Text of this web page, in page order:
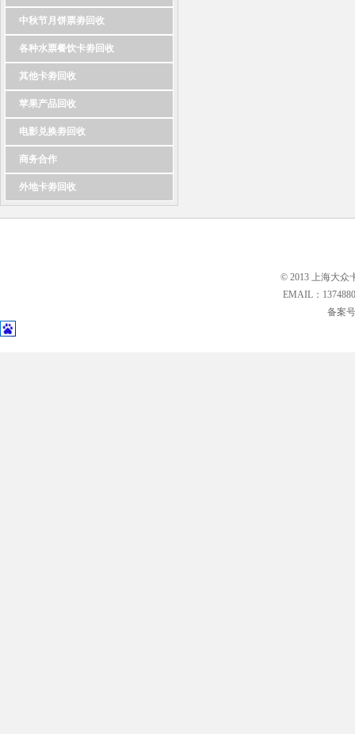
中秋节月饼票劵回收
各种水票餐饮卡劵回收
其他卡劵回收
苹果产品回收
电影兑换劵回收
商务合作
外地卡劵回收
© 2013 上海大众
EMAIL：
备案